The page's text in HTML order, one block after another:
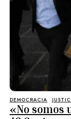
DEMOCRACIA
«No somos